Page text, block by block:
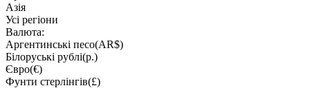
Азія
Усі регіони
Валюта:
Аргентинські песо(AR$)
Білоруські рублі(р.)
Євро(€)
Фунти стерлінгів(£)